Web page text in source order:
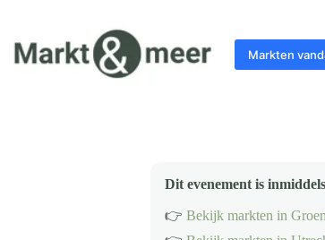
inhoud
Markten
Dit evenement is
👉 Bekijk markten in